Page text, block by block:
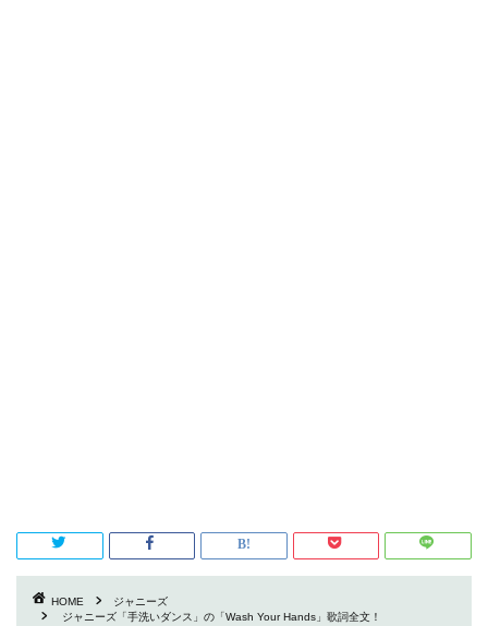
HOME
ジャニーズ
ジャニーズ「手洗いダンス」の「Wash Your Hands」歌詞全文！